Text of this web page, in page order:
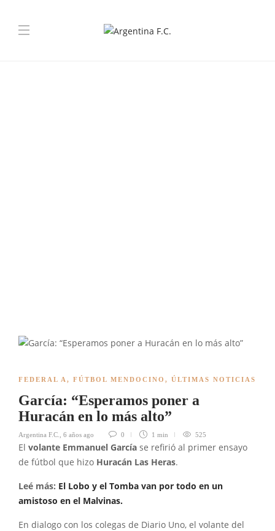
FEDERAL A , FÚTBOL MENDOCINO , ÚLTIMAS NOTICIAS
García: “Esperamos poner a
Huracán en lo más alto”
Argentina F.C. 6 años ago 0 1 min 525
El volante Emmanuel García se refirió al primer ensayo
de fútbol que hizo Huracán Las Heras.
Leé más: El Lobo y el Tomba van por todo en un
amistoso en el Malvinas.
En dialogo con los colegas de Diario Uno, el volante del